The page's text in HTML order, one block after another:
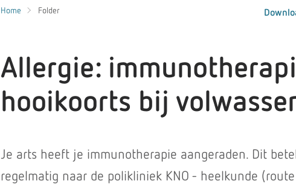
Home Folder
Allergie:
hooikoorts bij
Je arts heeft je immunotherapie aangeraden. Dit
regelmatig naar de polikliniek KNO - heelkunde